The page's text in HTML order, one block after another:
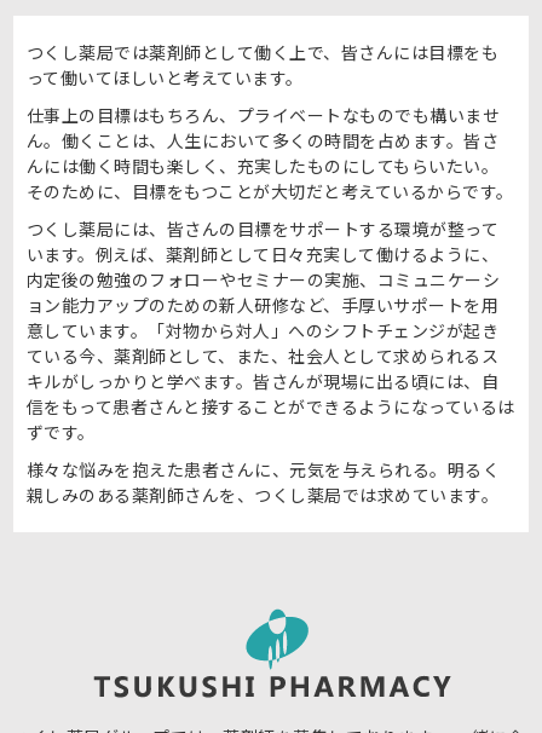
つくし薬局では薬剤師として働く上で、皆さんには目標をも
って働いてほしいと考えています。
仕事上の目標はもちろん、プライベートなものでも構いませ
ん。働くことは、人生において多くの時間を占めます。皆さ
んには働く時間も楽しく、充実したものにしてもらいたい。
そのために、目標をもつことが大切だと考えているからです。
つくし薬局には、皆さんの目標をサポートする環境が整って
います。例えば、薬剤師として日々充実して働けるように、
内定後の勉強のフォローやセミナーの実施、コミュニケーシ
ョン能力アップのための新人研修など、手厚いサポートを用
意しています。「対物から対人」へのシフトチェンジが起き
ている今、薬剤師として、また、社会人として求められるス
キルがしっかりと学べます。皆さんが現場に出る頃には、自
信をもって患者さんと接することができるようになっているは
ずです。
様々な悩みを抱えた患者さんに、元気を与えられる。明るく
親しみのある薬剤師さんを、つくし薬局では求めています。